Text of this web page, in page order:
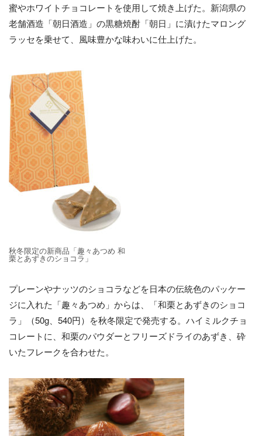
蜜やホワイトチョコレートを使用して焼き上げた。新潟県の
老舗酒造「朝日酒造」の黒糖焼酎「朝日」に漬けたマロング
ラッセを乗せて、風味豊かな味わいに仕上げた。
秋冬限定の新商品「趣々あつめ 和
栗とあずきのショコラ」
プレーンやナッツのショコラなどを日本の伝統色のパッケー
ジに入れた「趣々あつめ」からは、「和栗とあずきのショコ
ラ」（50g、540円）を秋冬限定で発売する。ハイミルクチョ
コレートに、和栗のパウダーとフリーズドライのあずき、砕
いたフレークを合わせた。